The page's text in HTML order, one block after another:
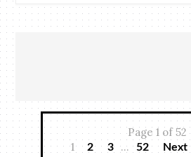
Page 1 of 52
1
2 3 ... 52 Next